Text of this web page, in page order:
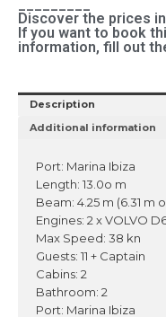
Discover the prices
If you want to book
information, fill out
Description
Additional information
Port: Marina Ibiza
Length: 13.0o m
Beam: 4.25 m (6.31 m
Engines: 2 x VOLVO
Max Speed: 38 kn
Guests: 11 + Captain
Cabins: 2
Bathroom: 2
Port: Marina Ibiza